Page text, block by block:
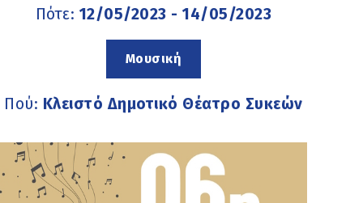
Πότε: 12/05/2023 - 14/05/2023
Μουσική
Πού: Κλειστό Δημοτικό Θέατρο Συκεών